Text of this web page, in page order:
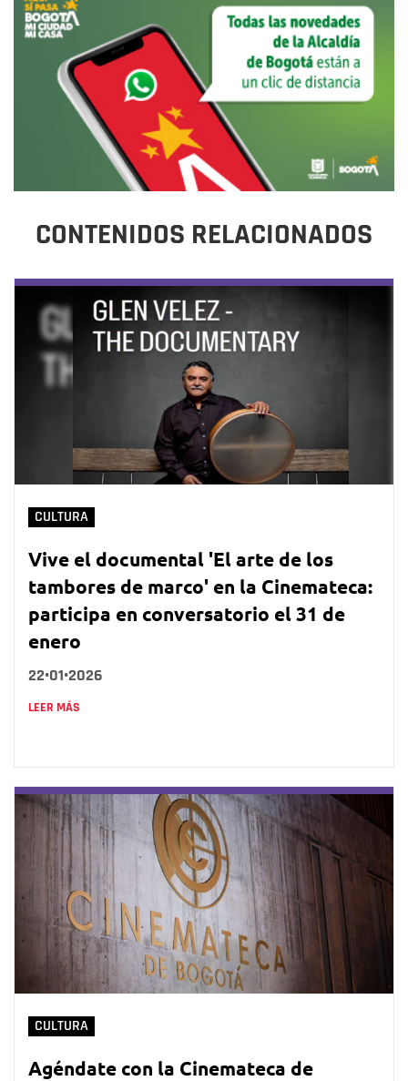
CONTENIDOS RELACIONADOS
CULTURA
Vive el documental 'El arte de los
tambores de marco' en la Cinemateca:
participa en conversatorio el 31 de
enero
22•01•2026
LEER MÁS
CULTURA
Agéndate con la Cinemateca de